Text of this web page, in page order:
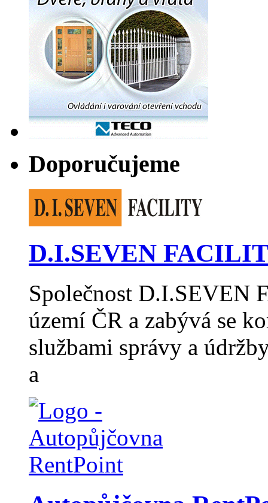
Doporučujeme
D.I.SEVEN
Společnost D.I.SEVEN
území ČR a zabývá se
službami správy a
a